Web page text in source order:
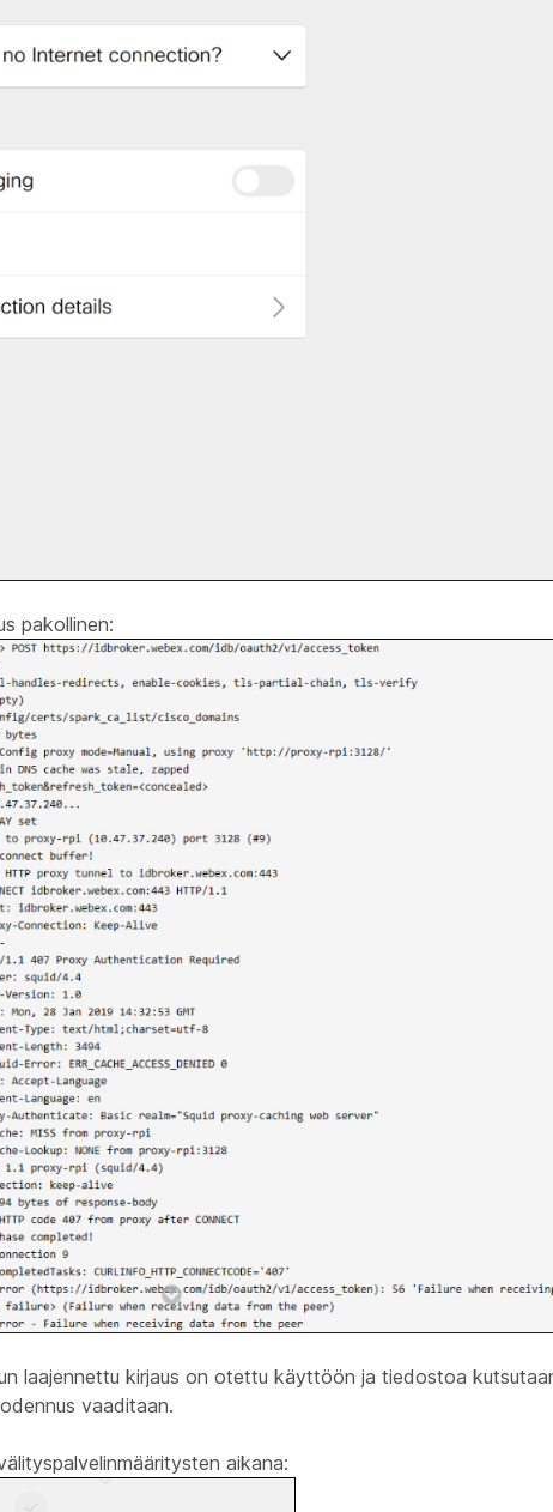
pakollinen:
laajennettu kirjaus on otettu käyttöön ja tiedostoa
vaaditaan.
aikana: